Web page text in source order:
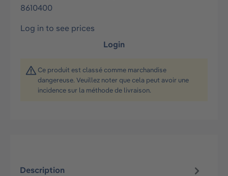
8610400
Log in to see prices
Login
Ce produit est classé comme marchandise
dangereuse. Veuillez noter que cela peut avoir une
incidence sur la méthode de livraison.
Description